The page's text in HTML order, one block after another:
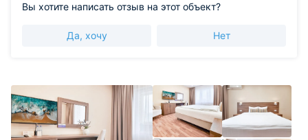
наилучшими пожеланиями, команда Vladresort
Вы хотите написать отзыв на этот объект?
Да, хочу Нет